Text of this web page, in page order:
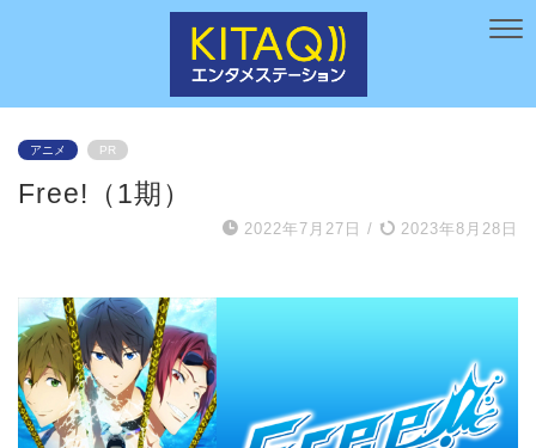
アニメ PR
Free!（1期）
2022年7月27日 / 2023年8月28日